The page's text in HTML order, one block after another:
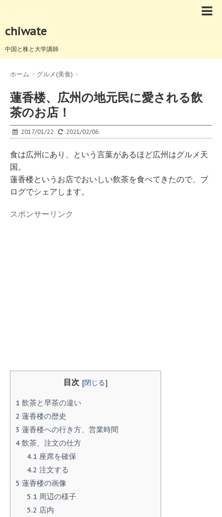
chiwate
中国と株と大学講師
ホーム > グルメ(美食) >
蓮香楼、広州の地元民に愛される飲
茶のお店！
2017/01/22 2021/02/06
食は広州にあり、という言葉があるほど広州はグルメ天
国。
蓮香楼というお店でおいしい飲茶を食べてきたので、ブ
ログでシェアします。
スポンサーリンク
目次 [閉じる]
1 飲茶と早茶の違い
2 蓮香楼の歴史
3 蓮香楼への行き方、営業時間
4 飲茶、注文の仕方
4.1 座席を確保
4.2 注文する
5 蓮香楼の画像
5.1 周辺の様子
5.2 店内